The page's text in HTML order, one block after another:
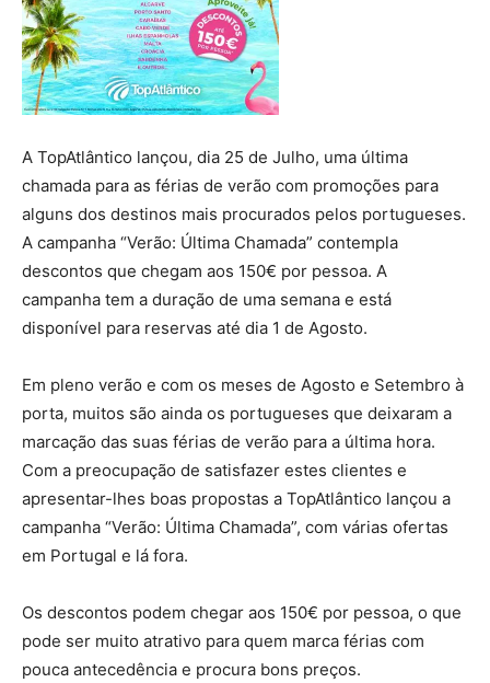
A TopAtlântico lançou, dia 25 de Julho, uma última
chamada para as férias de verão com promoções para
alguns dos destinos mais procurados pelos portugueses.
A campanha “Verão: Última Chamada” contempla
descontos que chegam aos 150€ por pessoa. A
campanha tem a duração de uma semana e está
disponível para reservas até dia 1 de Agosto.
Em pleno verão e com os meses de Agosto e Setembro à
porta, muitos são ainda os portugueses que deixaram a
marcação das suas férias de verão para a última hora.
Com a preocupação de satisfazer estes clientes e
apresentar-lhes boas propostas a TopAtlântico lançou a
campanha “Verão: Última Chamada”, com várias ofertas
em Portugal e lá fora.
Os descontos podem chegar aos 150€ por pessoa, o que
pode ser muito atrativo para quem marca férias com
pouca antecedência e procura bons preços.